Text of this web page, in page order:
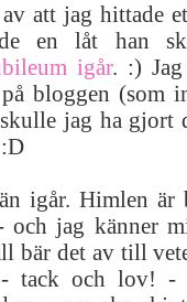
att jag hittade
en låt han
igår. :)
bloggen (som
jag ha gjort
igår. Himlen är
och jag känner
bär det av till
tack och lov! -